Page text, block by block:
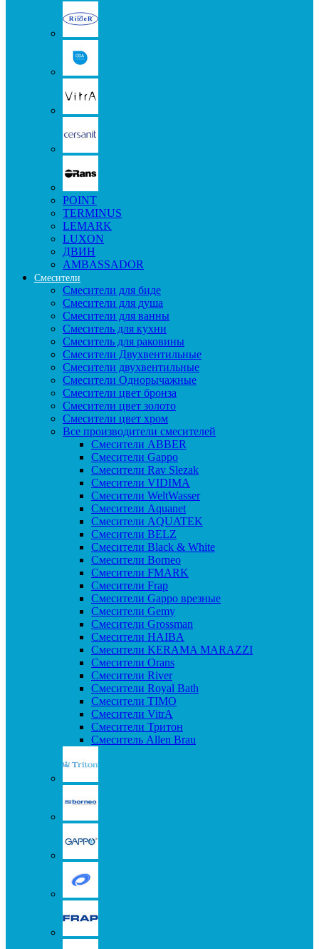
POINT
TERMINUS
LEMARK
LUXON
ДВИН
AMBASSADOR
Смесители
Смесители для биде
Смесители для душа
Смесители для ванны
Смеситель для кухни
Смеситель для раковины
Смесители Двухвентильные
Смесители двухвентильные
Смесители Однорычажные
Смесители цвет бронза
Смесители цвет золото
Смесители цвет хром
Все производители смесителей
Cмесители ABBER
Cмесители Gappo
Cмесители Rav Slezak
Cмесители VIDIMA
Cмесители WeltWasser
Смесители Aquanet
Смесители AQUATEK
Смесители BELZ
Смесители Black & White
Смесители Borneo
Смесители FMARK
Смесители Frap
Смесители Gappo врезные
Смесители Gemy
Смесители Grossman
Смесители HAIBA
Смесители KERAMA MARAZZI
Смесители Orans
Смесители River
Смесители Royal Bath
Смесители TIMO
Смесители VitrA
Смесители Тритон
Смеситель Allen Brau